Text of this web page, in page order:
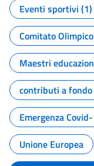
Eventi sportivi (1)
Comitato
Maestri
contributi a
Emergenza
Unione Europea